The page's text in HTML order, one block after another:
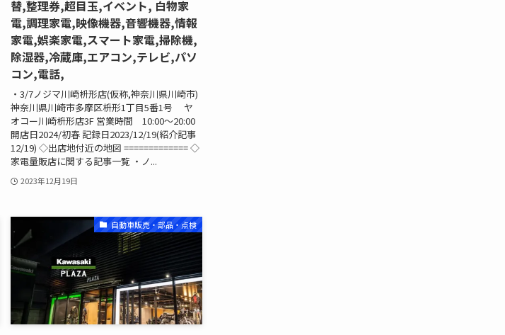
替,整理券,超目玉,イベント, 白物家
電,調理家電,映像機器,音響機器,情報
家電,娯楽家電,スマート家電,掃除機,
除湿器,冷蔵庫,エアコン,テレビ,パソ
コン,電話,
・3/7ノジマ川崎枡形店(仮称,神奈川県川崎市)
神奈川県川崎市多摩区枡形1丁目5番1号 ヤ
オコー川崎枡形店3F 営業時間 10:00～20:00
開店日2024/初春 記録日2023/12/19(紹介記事
12/19) ◇出店地付近の地図 ============= ◇
家電量販店に関する記事一覧 ・ノ...
2023年12月19日
自動車販売・部品・点検